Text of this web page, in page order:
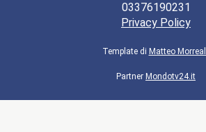
03376190231
Privacy Policy
Template di Matteo
Partner Mondotv24.it